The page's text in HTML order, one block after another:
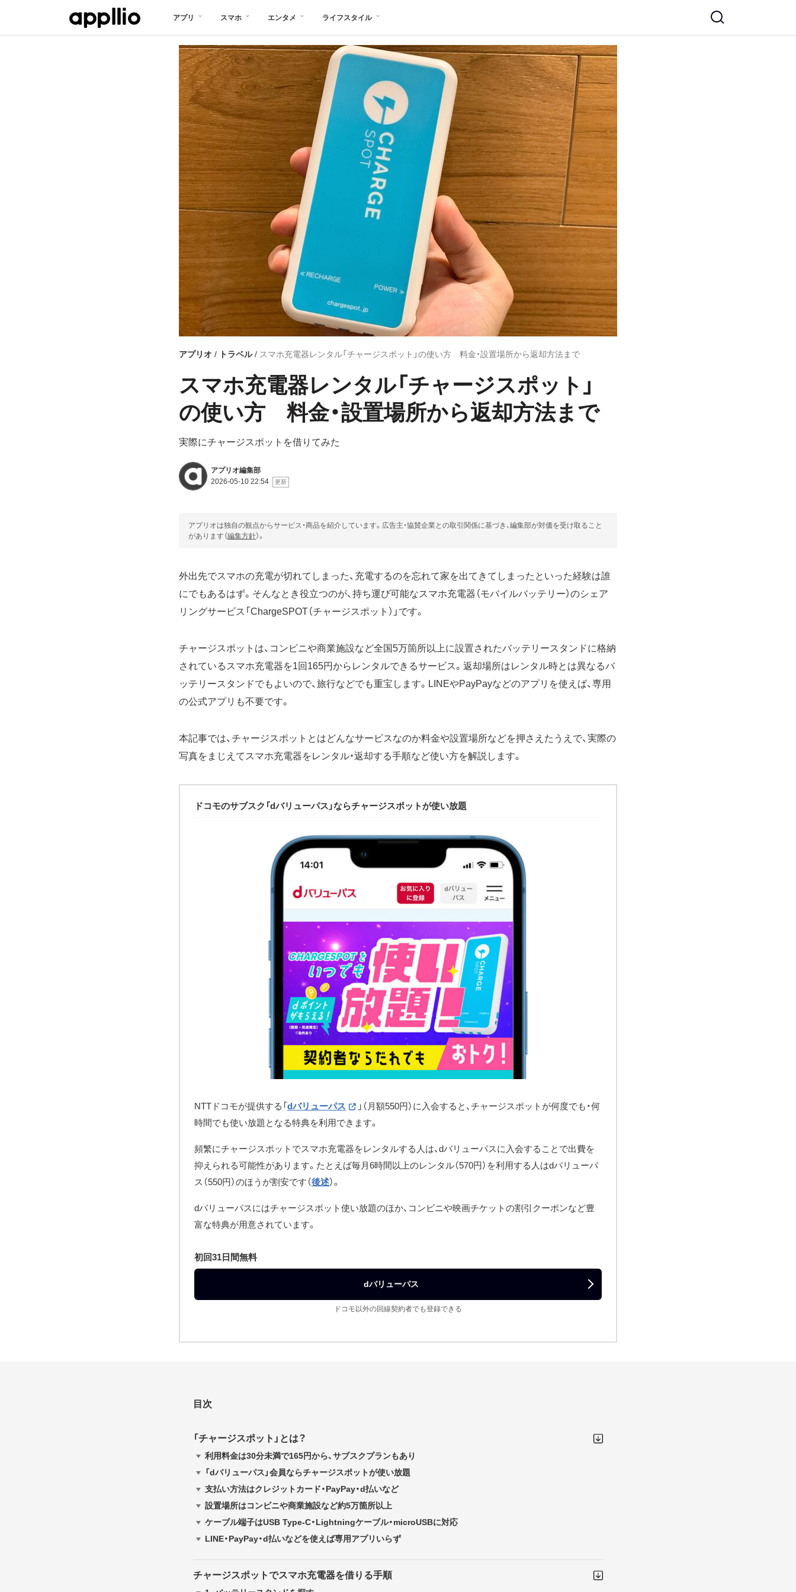
アプリ スマホ エンタメ ライフスタイル
アプリオ トラベル スマホ充電器レンタル「チャージスポット」の使い方 料金・設置場所から返却方法まで
スマホ充電器レンタル「チャージスポット」
の使い方 料金・設置場所から返却方法まで
実際にチャージスポットを借りてみた
アプリオ編集部
2026-05-10 22:54
アプリオは独自の観点からサービス・商品を紹介しています。広告主・協賛企業との取引関係に基づき、編集部が対価を受け取ること
があります（編集方針）。
外出先でスマホの充電が切れてしまった、充電するのを忘れて家を出てきてしまったといった経験は誰
にでもあるはず。そんなとき役立つのが、持ち運び可能なスマホ充電器（モバイルバッテリー）のシェア
リングサービス「ChargeSPOT（チャージスポット）」です。
チャージスポットは、コンビニや商業施設など全国5万箇所以上に設置されたバッテリースタンドに格納
されているスマホ充電器を1回165円からレンタルできるサービス。返却場所はレンタル時とは異なるバ
ッテリースタンドでもよいので、旅行などでも重宝します。LINEやPayPayなどのアプリを使えば、専用
の公式アプリも不要です。
本記事では、チャージスポットとはどんなサービスなのか料金や設置場所などを押さえたうえで、実際の
写真をまじえてスマホ充電器をレンタル・返却する手順など使い方を解説します。
ドコモのサブスク「dバリューパス」ならチャージスポットが使い放題
NTTドコモが提供する「dバリューパス
」（月額550円）に入会すると、チャージスポットが何度でも・何
時間でも使い放題となる特典を利用できます。
頻繁にチャージスポットでスマホ充電器をレンタルする人は、dバリューパスに入会することで出費を
抑えられる可能性があります。たとえば毎月6時間以上のレンタル（570円）を利用する人はdバリューパ
ス（550円）のほうが割安です（後述）。
dバリューパスにはチャージスポット使い放題のほか、コンビニや映画チケットの割引クーポンなど豊
富な特典が用意されています。
初回31日間無料
dバリューパス
ドコモ以外の回線契約者でも登録できる
目次
「チャージスポット」とは？
利用料金は30分未満で165円から、サブスクプランもあり
「dバリューパス」会員ならチャージスポットが使い放題
支払い方法はクレジットカード・PayPay・d払いなど
設置場所はコンビニや商業施設など約5万箇所以上
ケーブル端子はUSB Type-C・Lightningケーブル・microUSBに対応
LINE・PayPay・d払いなどを使えば専用アプリいらず
チャージスポットでスマホ充電器を借りる手順